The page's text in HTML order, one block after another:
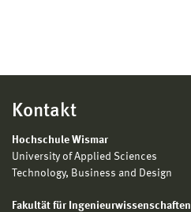
Kontakt
Hochschule Wismar
University of Applied Sciences
Technology, Business and Design
Fakultät für Ingenieurwissenschaften